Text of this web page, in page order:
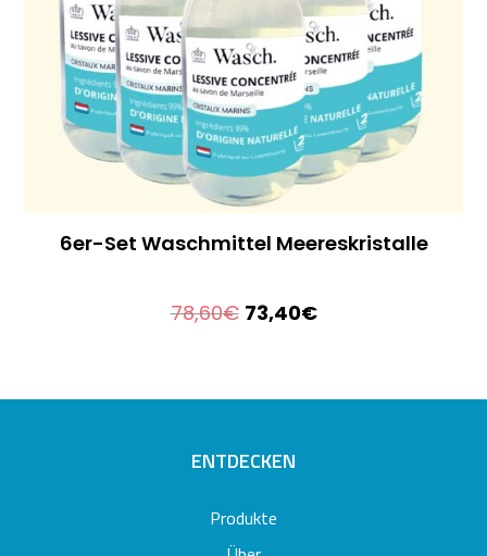
6er-Set Waschmittel Meereskristalle
78,60€ Le
était :
73,40€Le
est :
ENTDECKEN
Produkte